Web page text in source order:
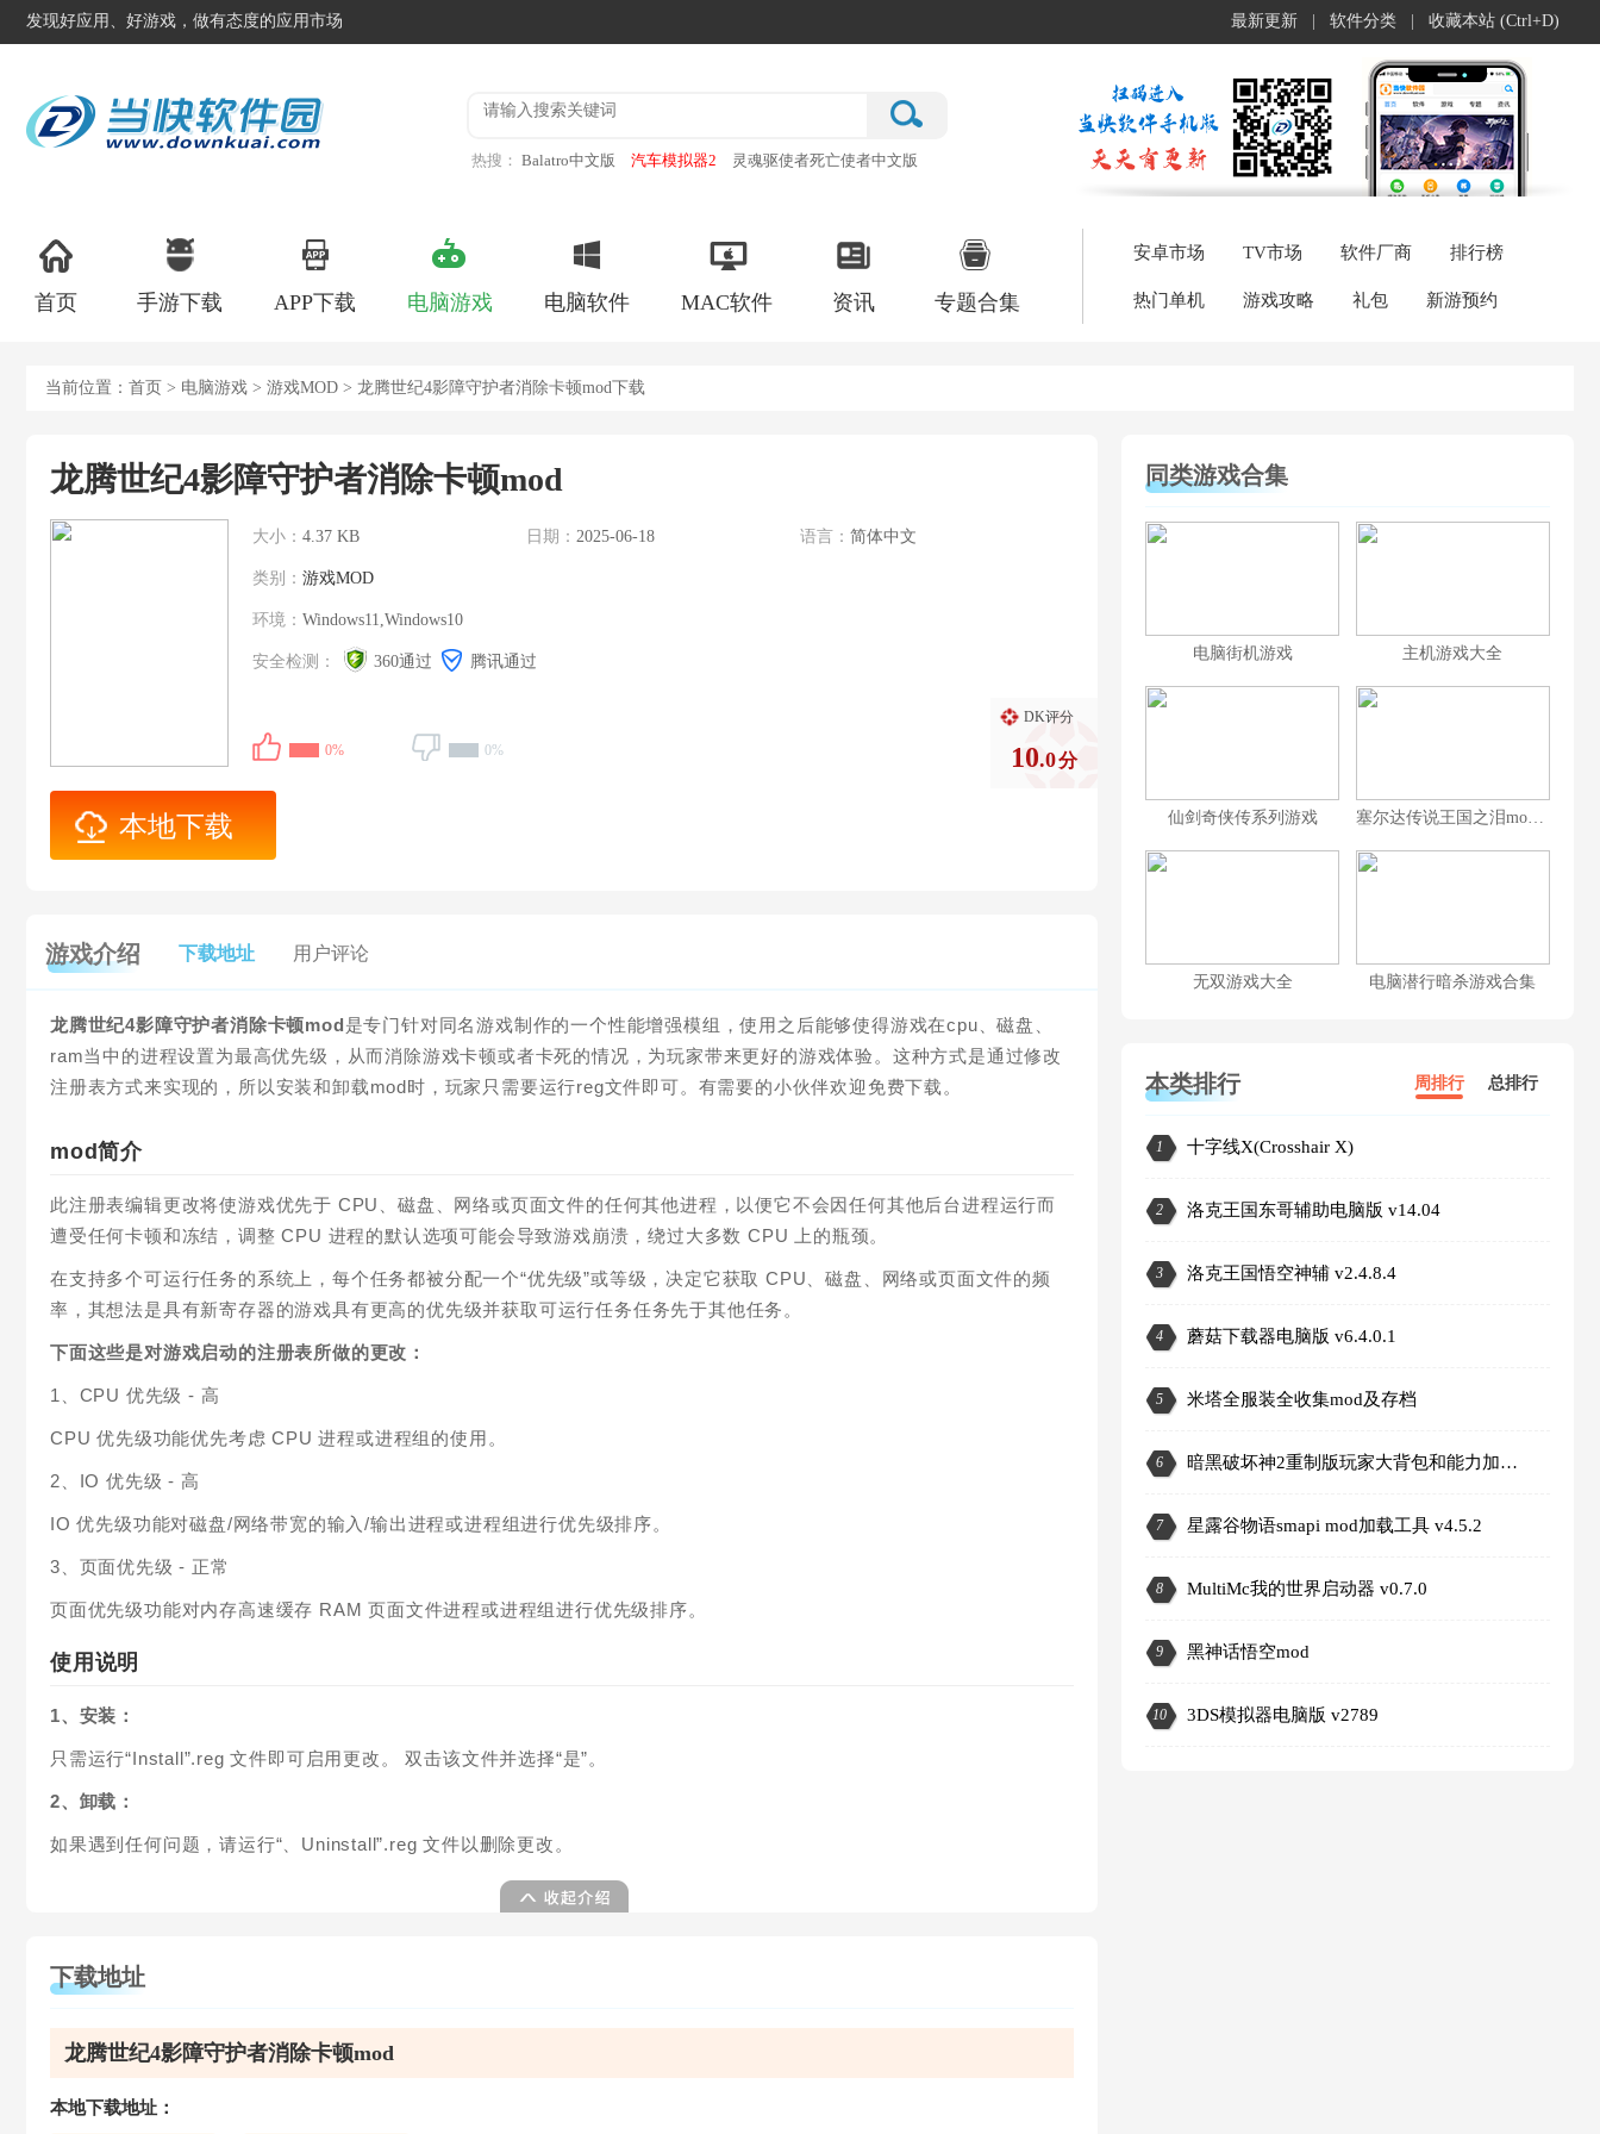
发现好应用、好游戏，做有态度的应用市场 最新更新 软件分类 收藏本站 (Ctrl+D)
热搜： Balatro中文版 汽车模拟器2
灵魂驱使者死亡使者中文版
首页 手游下载 APP下载 电脑游戏 电脑软件 MAC软件 资讯 专题合集
安卓市场 TV市场 软件厂商 排行榜
热门单机 游戏攻略 礼包 新游预约
当前位置： 首页 > 电脑游戏 > 游戏MOD > 龙腾世纪4影障守护者消除卡顿mod下载
龙腾世纪4影障守护者消除卡顿mod
大小： 4.37 KB 日期： 2025-06-18 语言： 简体中文
类别： 游戏MOD
环境： Windows11,Windows10
安全检测： 360通过 腾讯通过
0% 0%
本地下载
DK评分
10.0分
游戏介绍 下载地址 用户评论
龙腾世纪4影障守护者消除卡顿mod是专门针对同名游戏制作的一个性能增强模组，使用之后能够使得游戏在cpu、磁盘、
ram当中的进程设置为最高优先级，从而消除游戏卡顿或者卡死的情况，为玩家带来更好的游戏体验。这种方式是通过修改
注册表方式来实现的，所以安装和卸载mod时，玩家只需要运行reg文件即可。有需要的小伙伴欢迎免费下载。
mod简介
此注册表编辑更改将使游戏优先于 CPU、磁盘、网络或页面文件的任何其他进程，以便它不会因任何其他后台进程运行而
遭受任何卡顿和冻结，调整 CPU 进程的默认选项可能会导致游戏崩溃，绕过大多数 CPU 上的瓶颈。
在支持多个可运行任务的系统上，每个任务都被分配一个“优先级”或等级，决定它获取 CPU、磁盘、网络或页面文件的频
率，其想法是具有新寄存器的游戏具有更高的优先级并获取可运行任务任务先于其他任务。
下面这些是对游戏启动的注册表所做的更改：
1、CPU 优先级 - 高
CPU 优先级功能优先考虑 CPU 进程或进程组的使用。
2、IO 优先级 - 高
IO 优先级功能对磁盘/网络带宽的输入/输出进程或进程组进行优先级排序。
3、页面优先级 - 正常
页面优先级功能对内存高速缓存 RAM 页面文件进程或进程组进行优先级排序。
使用说明
1、安装：
只需运行“Install”.reg 文件即可启用更改。 双击该文件并选择“是”。
2、卸载：
如果遇到任何问题，请运行“、Uninstall”.reg 文件以删除更改。
下载地址
龙腾世纪4影障守护者消除卡顿mod
本地下载地址：
同类游戏合集
电脑街机游戏 主机游戏大全
仙剑奇侠传系列游戏 塞尔达传说王国之泪mod大全
无双游戏大全 电脑潜行暗杀游戏合集
本类排行 周排行 总排行
1 十字线X(Crosshair X)
2 洛克王国东哥辅助电脑版 v14.04
3 洛克王国悟空神辅 v2.4.8.4
4 蘑菇下载器电脑版 v6.4.0.1
5 米塔全服装全收集mod及存档
6 暗黑破坏神2重制版玩家大背包和能力加强MOD
7 星露谷物语smapi mod加载工具 v4.5.2
8 MultiMc我的世界启动器 v0.7.0
9 黑神话悟空mod
10 3DS模拟器电脑版 v2789